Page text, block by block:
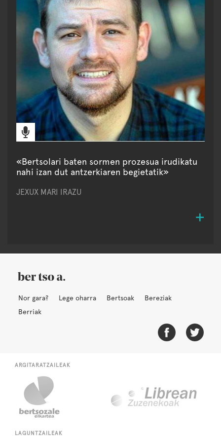
«Bertsolari baten sormen prozesua irudikatu
nahi izan dut antzerkiaren begietatik»
JEXUX MARI IRAZU
Nor gara? Lege oharra Bertsoak
Bereziak
Berriak
ARGITARATZAILEAK
LAGUNTZAILEAK